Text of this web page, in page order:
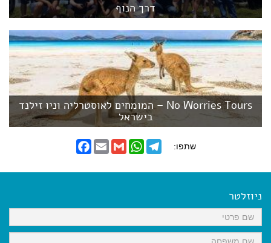
דרך הנוף
No Worries Tours – המומחים לאוסטרליה וניו זילנד
בישראל
שתפו:
F
a
e
k
E
m
i
G
m
i
W
h
t
p
T
e
e
m
ניוזלטר